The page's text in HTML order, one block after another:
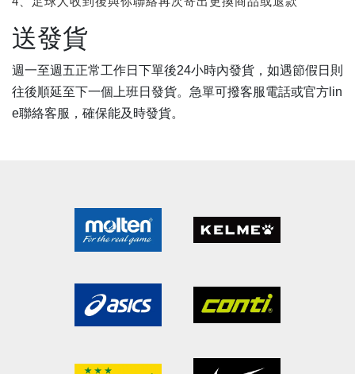
送發貨
週一至週五正常工作日下單後24小時內發貨，如遇節假日則
往後順延至下一個上班日發貨。急單可撥客服電話或官方lin
e聯絡客服，確保能及時發貨。